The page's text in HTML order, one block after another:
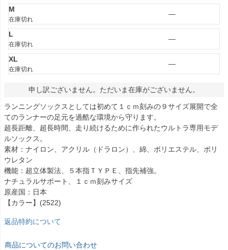
M
在庫切れ
—
L
在庫切れ
—
XL
在庫切れ
—
申し訳ございません。ただいま在庫がございません。
ランニングソックスとしては初めて１ｃｍ刻みの９サイズ展開で全
てのランナーの足元を過酷な環境から守ります。
超長距離、超長時間、走り続けるために作られたウルトラ専用モデ
ルソックス。
素材：ナイロン、アクリル（ドラロン）、綿、ポリエステル、ポリ
ウレタン
機能：超立体製法、５本指ＴＹＰＥ、指先補強。
ナチュラルサポート、１ｃｍ刻みサイズ
原産国：日本
【カラー】(2522)
返品特約について
商品についてのお問い合わせ